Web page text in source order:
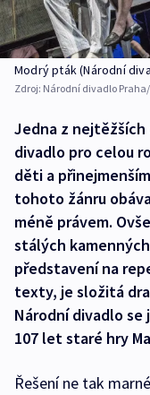
Modrý pták (Národní
Zdroj: Národní divadlo
Jedna z
divadlo pro celou
děti a
tohoto žánru
méně právem.
stálých
představení na
texty, je složitá
Národní divadlo
107 let staré hry
Řešení ne tak